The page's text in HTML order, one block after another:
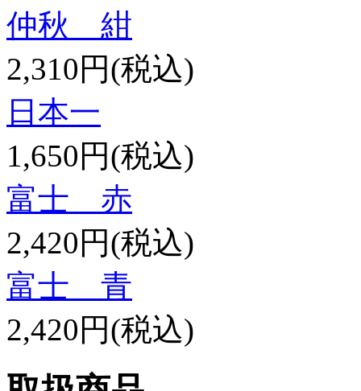
仲秋 紺
2,310円(税込)
日本一
1,650円(税込)
富士 赤
2,420円(税込)
富士 青
2,420円(税込)